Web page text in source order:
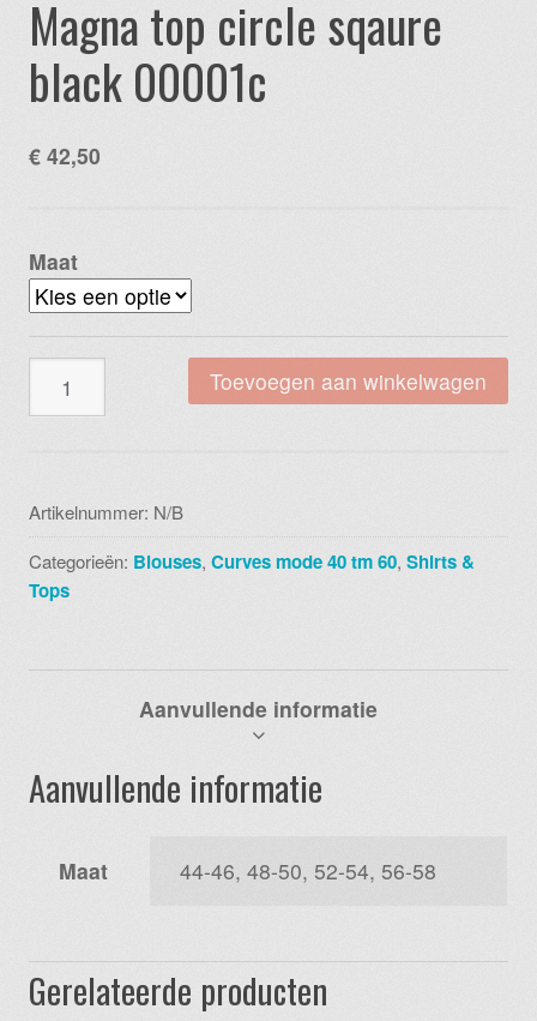
Magna top circle sqaure
black 00001c
€ 42,50
Maat
black
00001c
aantal
Toevoegen aan winkelwagen
Artikelnummer: N/B
Categorieën: Blouses,Curves mode 40 tm 60,Shirts &
Tops
Aanvullende informatie
Aanvullende informatie
Maat 44-46, 48-50, 52-54, 56-58
Gerelateerde producten